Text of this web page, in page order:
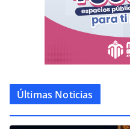
Últimas Noticias